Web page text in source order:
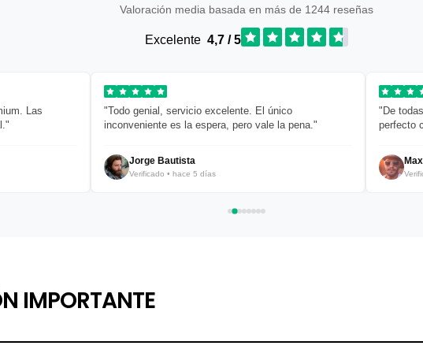
Valoración media basada en más de 1244 reseñas
Excelente 4,7 / 5
Las
"Todo genial, servicio excelente. El único
inconveniente es la espera, pero vale la pena."
Jorge Bautista
Verificado • hace 5 días
"De
perfecto
IMPORTANTE